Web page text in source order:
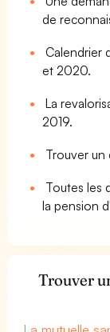
de
Calendrier
et 2020.
La
2019.
Trouver un
Toutes les
la pension
Trouver